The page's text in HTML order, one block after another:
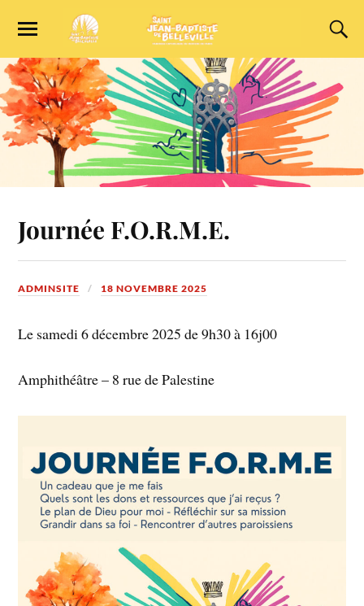
Journée F.O.R.M.E.
ADMINSITE 18 NOVEMBRE 2025
Le samedi 6 décembre 2025 de 9h30 à 16j00
Amphithéâtre – 8 rue de Palestine